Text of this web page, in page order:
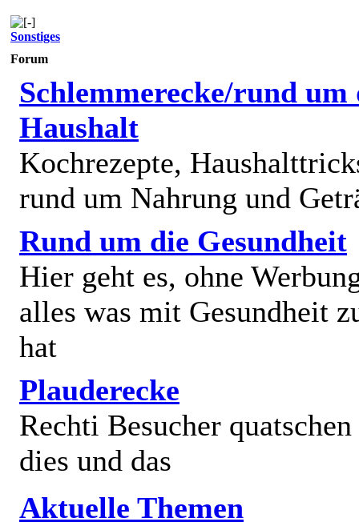
Sonstiges
Forum
Schlemmerecke/rund um
Haushalt
Kochrezepte,
rund um Nahrung und
Rund um die Gesundheit
Hier geht es, ohne
alles was mit Gesundheit
hat
Plauderecke
Rechti Besucher
dies und das
Aktuelle Themen